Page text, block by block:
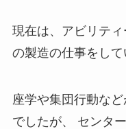
現在は、アビリテ
の製造の仕事をして
座学や集団行動な
でしたが、 センタ